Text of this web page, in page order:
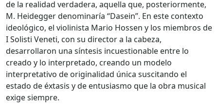
de la realidad verdadera, aquella que, posteriormente,
M. Heidegger denominaría “Dasein”. En este contexto
ideológico, el violinista Mario Hossen y los miembros de
I Solisti Veneti, con su director a la cabeza,
desarrollaron una síntesis incuestionable entre lo
creado y lo interpretado, creando un modelo
interpretativo de originalidad única suscitando el
estado de éxtasis y de entusiasmo que la obra musical
exige siempre.